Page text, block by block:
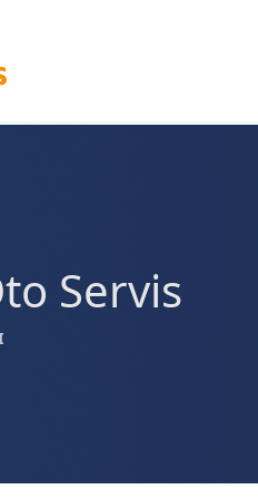
Servis